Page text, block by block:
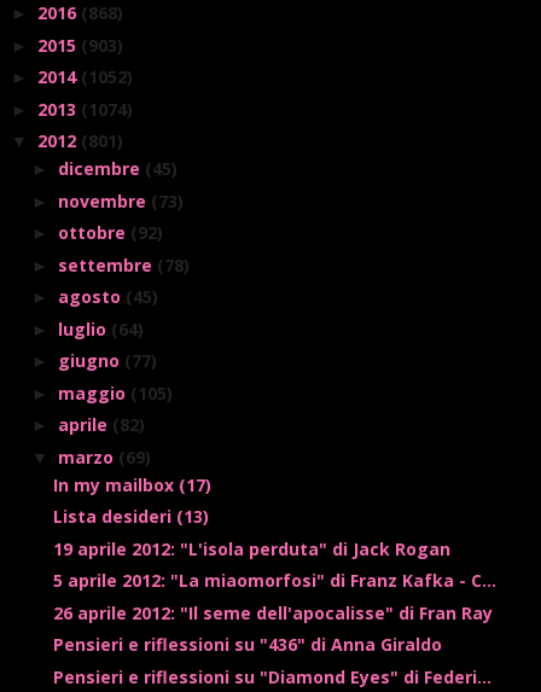
► 2016 (868)
► 2015 (903)
► 2014 (1052)
► 2013 (1074)
▼ 2012 (801)
► dicembre (45)
► novembre (73)
► ottobre (92)
► settembre (78)
► agosto (45)
► luglio (64)
► giugno (77)
► maggio (105)
► aprile (82)
▼ marzo (69)
In my mailbox (17)
Lista desideri (13)
19 aprile 2012: "L'isola perduta" di Jack Rogan
5 aprile 2012: "La miaomorfosi" di Franz Kafka - C...
26 aprile 2012: "Il seme dell'apocalisse" di Fran Ray
Pensieri e riflessioni su "436" di Anna Giraldo
Pensieri e riflessioni su "Diamond Eyes" di Federi...